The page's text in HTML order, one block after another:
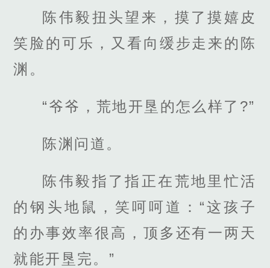
陈伟毅扭头望来，摸了摸嬉皮
笑脸的可乐，又看向缓步走来的陈
渊。
“爷爷，荒地开垦的怎么样了?”
陈渊问道。
陈伟毅指了指正在荒地里忙活
的钢头地鼠，笑呵呵道：“这孩子
的办事效率很高，顶多还有一两天
就能开垦完。”